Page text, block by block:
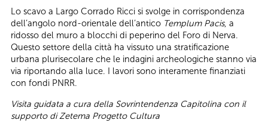
Lo scavo a Largo Corrado Ricci si svolge in corrispondenza
dell’angolo nord-orientale dell’antico Templum Pacis, a
ridosso del muro a blocchi di peperino del Foro di Nerva.
Questo settore della città ha vissuto una stratificazione
urbana plurisecolare che le indagini archeologiche stanno via
via riportando alla luce. I lavori sono interamente finanziati
con fondi PNRR.
Visita guidata a cura della Sovrintendenza Capitolina con il
supporto di Zetema Progetto Cultura